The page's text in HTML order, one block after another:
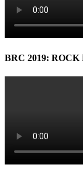
BRC 2019: ROCK